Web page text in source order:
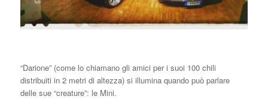
“Darione” (come lo chiamano gli amici per i suoi 100 chili
distribuiti in 2 metri di altezza) si illumina quando può parlare
delle sue “creature”: le Mini.